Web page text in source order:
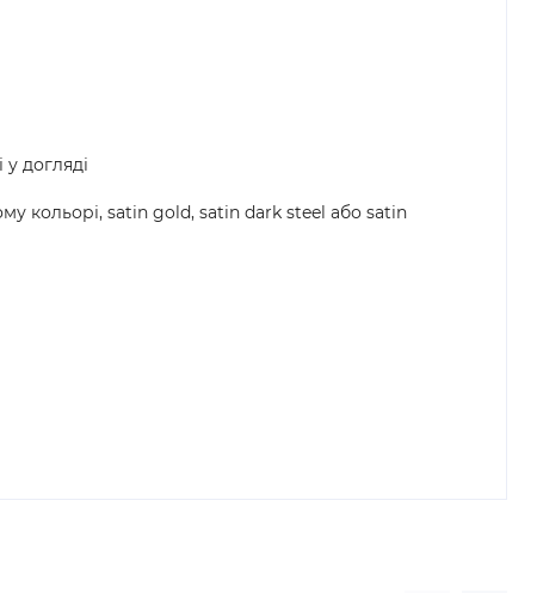
догляді
кольорі, satin gold, satin dark steel або satin